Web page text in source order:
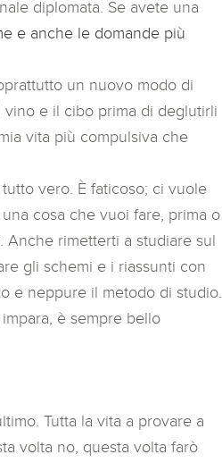
diplomata. Se avete una
e anche le domande più
un nuovo modo di
vino e il cibo prima di deglutirli
vita più compulsiva che
vero. È faticoso; ci vuole
cosa che vuoi fare, prima o
Anche rimetterti a studiare sul
gli schemi e i riassunti con
e neppure il metodo di studio.
è sempre bello
Tutta la vita a provare a
volta no, questa volta farò